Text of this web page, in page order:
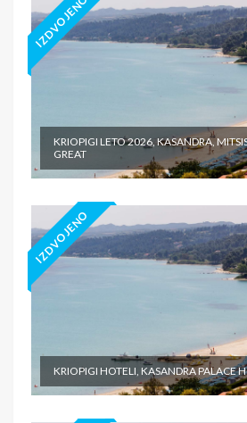
IZDVOJENO
KRIOPIGI LETO 2026, KASANDRA,
GREAT
IZDVOJENO
KRIOPIGI HOTELI, KASANDRA PALACE